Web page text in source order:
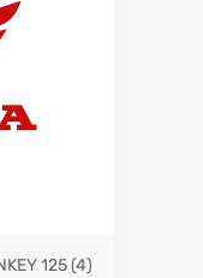
125(4)